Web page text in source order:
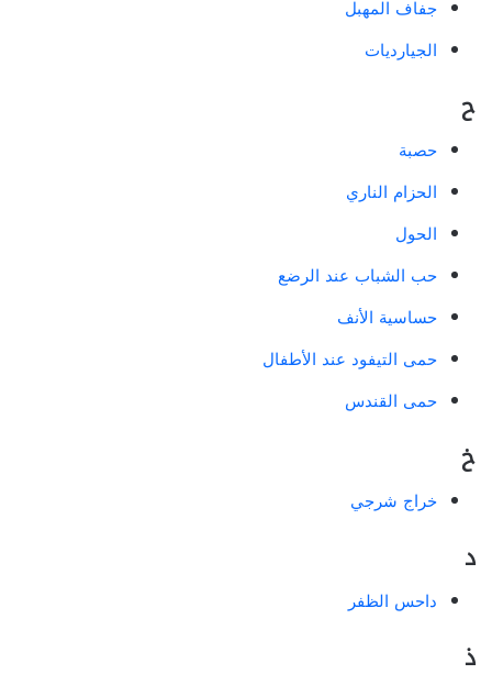
جفاف المهبل
الجيارديات
ح
حصبة
الحزام الناري
الحول
حب الشباب عند الرضع
حساسية الأنف
حمى التيفود عند الأطفال
حمى القندس
خ
خراج شرجي
د
داحس الظفر
ذ